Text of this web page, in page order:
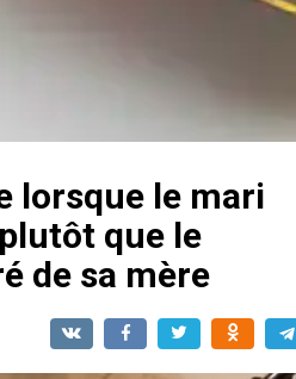
lorsque le mari
que le
de sa mère